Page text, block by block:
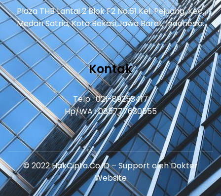
Plaza THB Lantai 2 Blok F2 No.61 Kel. Pejuang, Kec.
Medan Satria, Kota Bekasi,Jawa Barat, Indonesia.
Kontak
Telp : 021-89253417
Hp/WA : 085777630555
© 2022 HakCipta.Co.ID – Support olehDokter
Website